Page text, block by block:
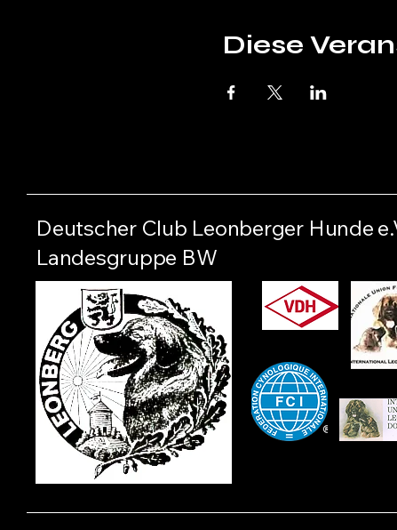
Diese
Deutscher Club Leonberger Hunde
Landesgruppe BW